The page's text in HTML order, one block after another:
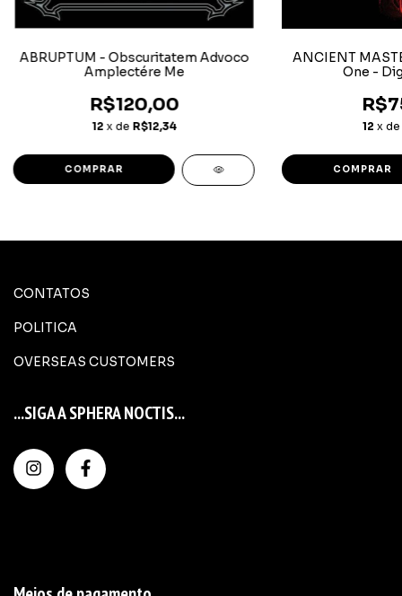
ABRUPTUM - Obscuritatem Advoco
Amplectére Me
R$120,00
12 x de R$12,34
ANCIENT
One -
12 x de
CONTATOS
POLITICA
OVERSEAS CUSTOMERS
...SIGA A SPHERA NOCTIS...